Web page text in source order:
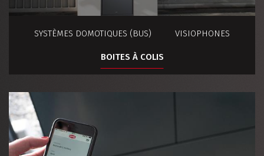
Home Nouveautés
PROJETS
EMPLOIS ET CARRIÈRES
SYSTÈMES DOMOTIQUES (BUS) VISIOPHONES
BOITES À COLIS